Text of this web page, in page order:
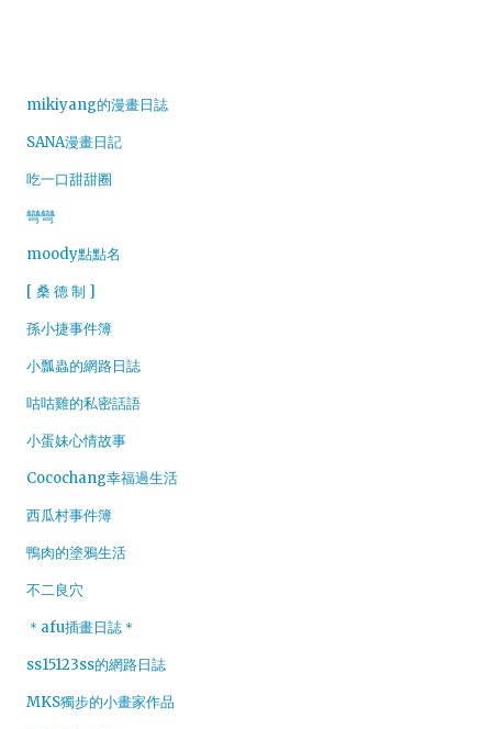
mikiyang的漫畫日誌
SANA漫畫日記
吃一口甜甜圈
彎彎
moody點點名
[ 桑 德 制 ]
孫小捷事件簿
小瓢蟲的網路日誌
咕咕雞的私密話語
小蛋妹心情故事
Cocochang幸福過生活
西瓜村事件簿
鴨肉的塗鴉生活
不二良穴
＊afu插畫日誌＊
ss15123ss的網路日誌
MKS獨步的小畫家作品